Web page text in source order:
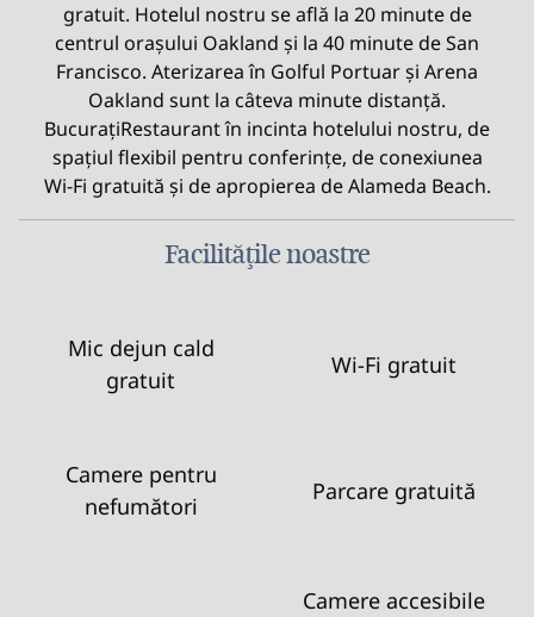
gratuit. Hotelul nostru se află la 20 minute de
centrul orașului Oakland și la 40 minute de San
Francisco. Aterizarea în Golful Portuar și Arena
Oakland sunt la câteva minute distanță.
BucurațiRestaurant în incinta hotelului nostru, de
spațiul flexibil pentru conferințe, de conexiunea
Wi-Fi gratuită și de apropierea de Alameda Beach.
Facilităţile noastre
Mic dejun cald
gratuit
Wi-Fi gratuit
Camere pentru
nefumători
Parcare gratuită
Camere accesibile